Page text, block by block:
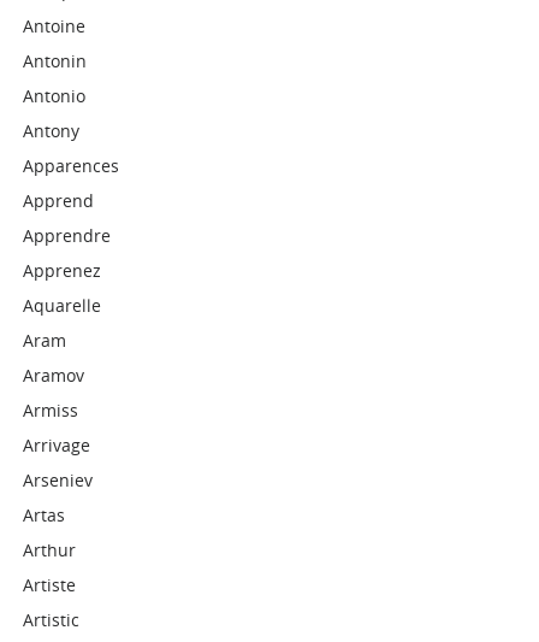
Antoine
Antonin
Antonio
Antony
Apparences
Apprend
Apprendre
Apprenez
Aquarelle
Aram
Aramov
Armiss
Arrivage
Arseniev
Artas
Arthur
Artiste
Artistic